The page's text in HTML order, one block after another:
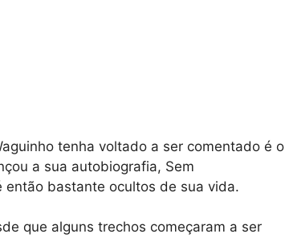
tenha voltado a ser comentado é o
a sua autobiografia, Sem
bastante ocultos de sua vida.
que alguns trechos começaram a ser